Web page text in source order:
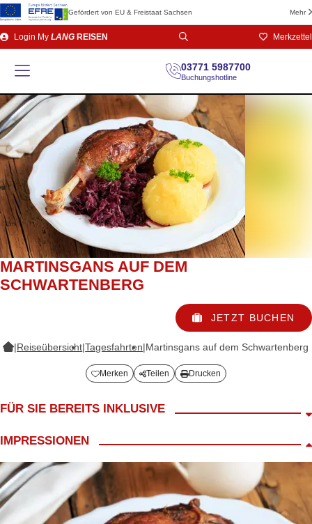
Gefördert von EU & Freistaat Sachsen Mehr
Direkt
zum
Login My LANG REISEN Merkzettel
03771 5987700
Buchungshotline
MARTINSGANS AUF DEM
SCHWARTENBERG
JETZT BUCHEN
|Reiseübersicht|Tagesfahrten|Martinsgans auf dem Schwartenberg
Merken Teilen Drucken
FÜR SIE BEREITS INKLUSIVE
LANG Reiseleiter
Begrüßungskaffee
inkl. Martinsgansessen & Programm auf dem Schwartenberg
IMPRESSIONEN